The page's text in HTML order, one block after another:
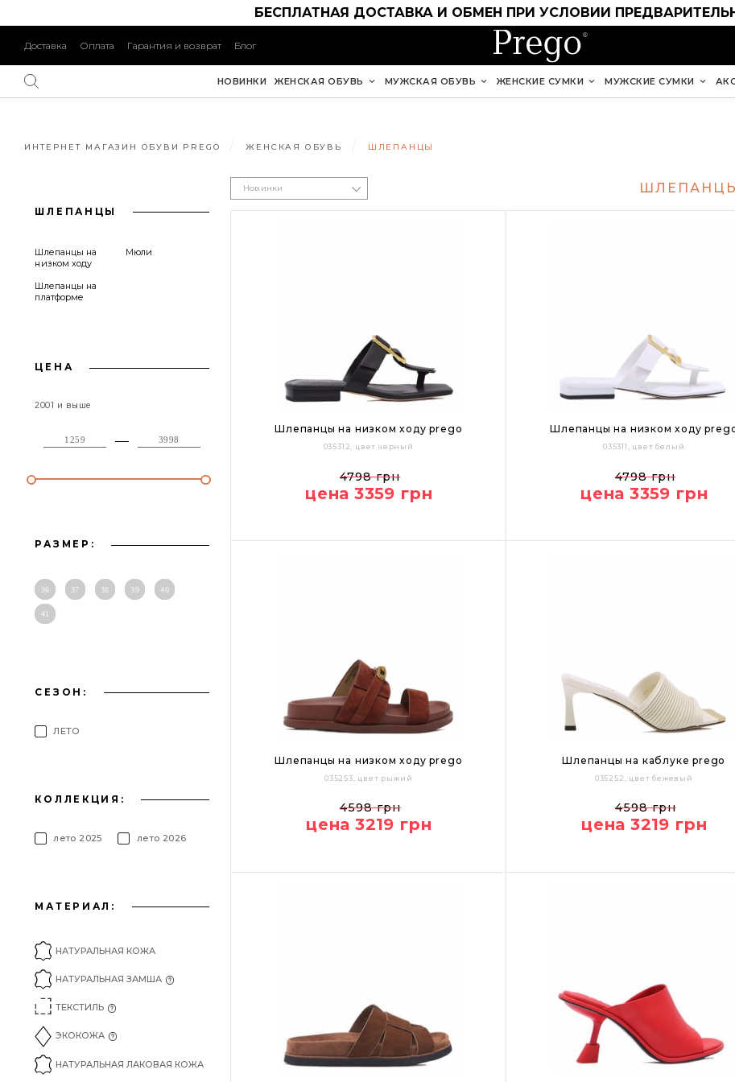
БЕСПЛАТНАЯ ДОСТАВКА И ОБМЕН ПРИ УСЛОВИИ
Доставка Оплата Гарантия и возврат Блог
НОВИНКИ ЖЕНСКАЯ ОБУВЬ МУЖСКАЯ ОБУВЬ ЖЕНСКИЕ СУМКИ МУЖСКИЕ СУМКИ
ИНТЕРНЕТ МАГАЗИН ОБУВИ PREGO ЖЕНСКАЯ ОБУВЬ ШЛЕПАНЦЫ
ШЛЕПАНЦЫ
Шлепанцы на
низком ходу
Мюли
Шлепанцы на
платформе
ЦЕНА
2001 и выше
РАЗМЕР:
36 37 38 39 40
41
СЕЗОН:
ЛЕТО
КОЛЛЕКЦИЯ:
лето 2025 лето 2026
МАТЕРИАЛ:
НАТУРАЛЬНАЯ КОЖА
НАТУРАЛЬНАЯ ЗАМША
ТЕКСТИЛЬ
ЭКОКОЖА
НАТУРАЛЬНАЯ ЛАКОВАЯ КОЖА
Новинки
Шлепанцы на низком ходу prego
035312, цвет черный
4798 грн
цена 3359 грн
Шлепанцы на низком ходу
035311, цвет белый
4798 грн
цена 3359 грн
Шлепанцы на низком ходу prego
035253, цвет рыжий
39
4598 грн
цена 3219 грн
Шлепанцы на каблуке prego
035252, цвет бежевый
38
4598 грн
цена 3219 грн